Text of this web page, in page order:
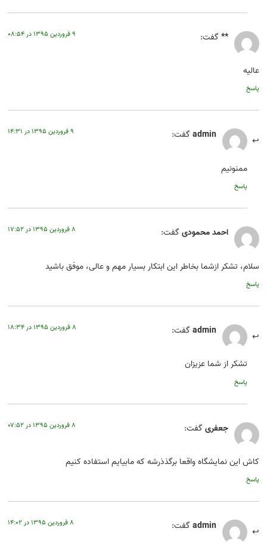
** گفت: ۹ فروردین ۱۳۹۵ در ۰۸:۵۴
عالیه
پاسخ
admin گفت: ۹ فروردین ۱۳۹۵ در ۱۴:۳۱
ممنونیم
پاسخ
احمد محمودی گفت: ۸ فروردین ۱۳۹۵ در ۱۷:۵۲
سلام، تشکر ازشما بخاطر این ابتکار بسیار مهم و عالی، موفق باشید
پاسخ
admin گفت: ۸ فروردین ۱۳۹۵ در ۱۸:۳۴
تشکر از شما عزیزان
پاسخ
جعفری گفت: ۸ فروردین ۱۳۹۵ در ۰۷:۵۲
کاش این نمایشگاه واقعا برگذذرشه که مابیایم استفاده کنیم
پاسخ
admin گفت: ۸ فروردین ۱۳۹۵ در ۱۴:۰۲